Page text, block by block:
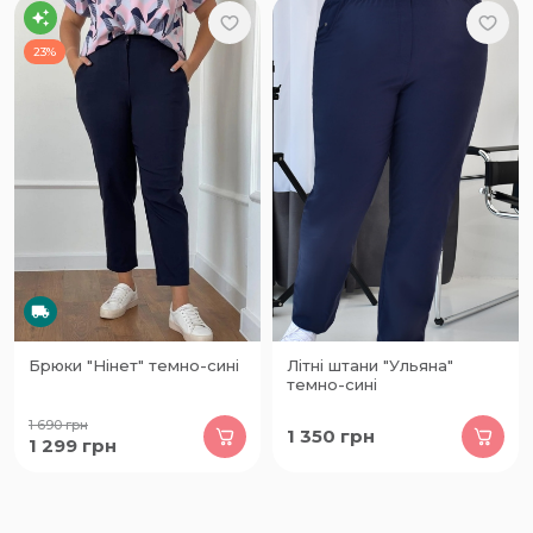
23%
Брюки "Нінет" темно-сині
1 690грн
1 299 грн
Літні штани "Ульяна"
темно-сині
1 350 грн